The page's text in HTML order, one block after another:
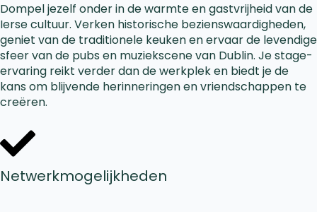
Dompel jezelf onder in de warmte en gastvrijheid van de
Ierse cultuur. Verken historische bezienswaardigheden,
geniet van de traditionele keuken en ervaar de levendige
sfeer van de pubs en muziekscene van Dublin. Je stage-
ervaring reikt verder dan de werkplek en biedt je de
kans om blijvende herinneringen en vriendschappen te
creëren.
Netwerkmogelijkheden